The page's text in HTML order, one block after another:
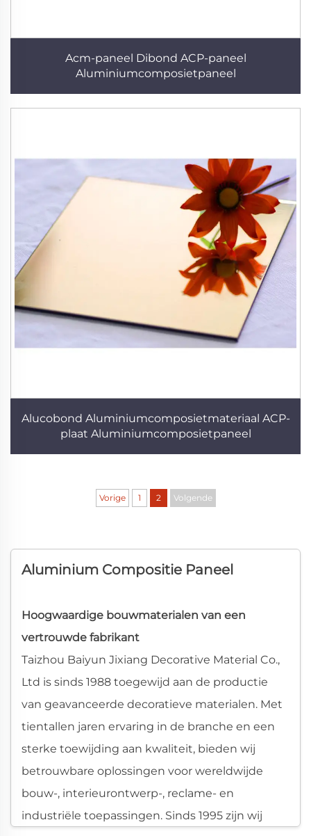
Acm-paneel Dibond ACP-paneel
Aluminiumcomposietpaneel
Alucobond Aluminiumcomposietmateriaal ACP-
plaat Aluminiumcomposietpaneel
Vorige 1 2 Volgende
Aluminium Compositie Paneel
Hoogwaardige bouwmaterialen van een
vertrouwde fabrikant
Taizhou Baiyun Jixiang Decorative Material Co.,
Ltd is sinds 1988 toegewijd aan de productie
van geavanceerde decoratieve materialen. Met
tientallen jaren ervaring in de branche en een
sterke toewijding aan kwaliteit, bieden wij
betrouwbare oplossingen voor wereldwijde
bouw-, interieurontwerp-, reclame- en
industriële toepassingen. Sinds 1995 zijn wij